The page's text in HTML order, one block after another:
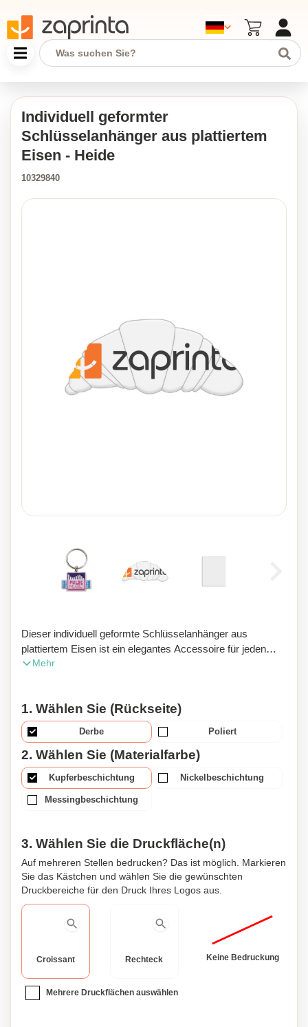
Individuell geformter
Schlüsselanhänger aus plattiertem
Eisen - Heide
10329840
Dieser individuell geformte Schlüsselanhänger aus
plattiertem Eisen ist ein elegantes Accessoire für jeden
Schlüsselbund. Das Design besticht durch eine glatte,
Schlüsselanhänger besteht aus 2 mm dickem Eisen und
kann nach Ihren Wünschen entweder mit einer
Nickelschicht, Messing- oder Kupferplattierung versehen
werden. Dieses Produkt bietet eine hervorragende
Möglichkeit zur Personalisierung und eignet sich perfekt als
Geschenk oder Werbeartikel. Durch die individuellen
Gestaltungsmöglichkeiten hebt sich Ihr Schlüsselanhänger
Schlüsselbund eine persönliche Note oder nutzen Sie den
Schlüsselanhänger als einzigartigen Werbeträger für Ihr
Unternehmen. Mit diesem hochwertigen,
maßgeschneiderten Schlüsselanhänger machen Sie in
jeder Hinsicht einen guten Eindruck.
Mehr
1. Wählen Sie (Rückseite)
Derbe Poliert
2. Wählen Sie (Materialfarbe)
Kupferbeschichtung Nickelbeschichtung
Messingbeschichtung
3. Wählen Sie die Druckfläche(n)
Auf mehreren Stellen bedrucken? Das ist möglich. Markieren
Sie das Kästchen und wählen Sie die gewünschten
Druckbereiche für den Druck Ihres Logos aus.
Croissant Rechteck Keine Bedruckung
Mehrere Druckflächen auswählen